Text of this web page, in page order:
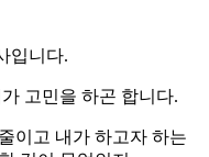
입니다.
고민을 하곤 합니다.
이고 내가 하고자 하는